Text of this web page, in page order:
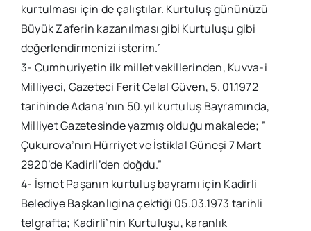
kurtulması için de çalıştılar. Kurtuluş gününüzü
Büyük Zaferin kazanılması gibi Kurtuluşu gibi
değerlendirmenizi isterim.”
3- Cumhuriyetin ilk millet vekillerinden, Kuvva-i
Milliyeci, Gazeteci Ferit Celal Güven, 5. 01.1972
tarihinde Adana’nın 50.yıl kurtuluş Bayramında,
Milliyet Gazetesinde yazmış olduğu makalede; ”
Çukurova’nın Hürriyet ve İstiklal Güneşi 7 Mart
2920’de Kadirli’den doğdu.”
4- İsmet Paşanın kurtuluş bayramı için Kadirli
Belediye Başkanlıgina çektiği 05.03.1973 tarihli
telgrafta; Kadirli’nin Kurtuluşu, karanlık